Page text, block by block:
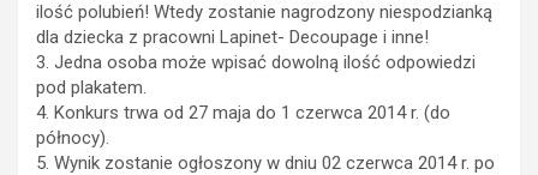
ilość polubień! Wtedy zostanie nagrodzony niespodzianką
dla dziecka z pracowni Lapinet- Decoupage i inne!
3. Jedna osoba może wpisać dowolną ilość odpowiedzi
pod plakatem.
4. Konkurs trwa od 27 maja do 1 czerwca 2014 r. (do
północy).
5. Wynik zostanie ogłoszony w dniu 02 czerwca 2014 r. po